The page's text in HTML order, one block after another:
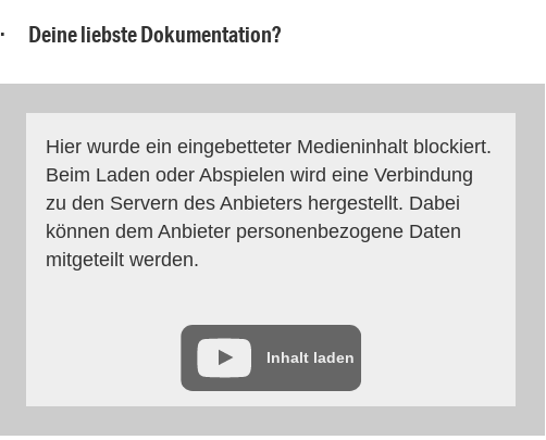
· Deine liebste Dokumentation?
Hier wurde ein eingebetteter Medieninhalt blockiert.
Beim Laden oder Abspielen wird eine Verbindung
zu den Servern des Anbieters hergestellt. Dabei
können dem Anbieter personenbezogene Daten
mitgeteilt werden.
Inhalt laden